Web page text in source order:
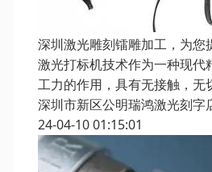
深圳激光雕刻镭雕加工，为您
激光打标机技术作为一种现
工力的作用，具有无接触，
深圳市新区公明瑞鸿激光刻字
24-04-10 01:15:01